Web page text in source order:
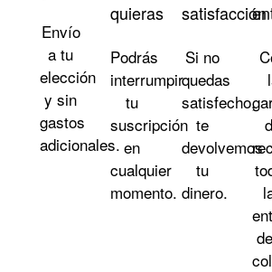
Envío
a tu
elección
y sin
gastos
adicionales.
quieras
Podrás
interrumpir
tu
suscripción
en
cualquier
momento.
satisfacción
Si no
quedas
satisfecho,
te
devolvemos
tu
dinero.